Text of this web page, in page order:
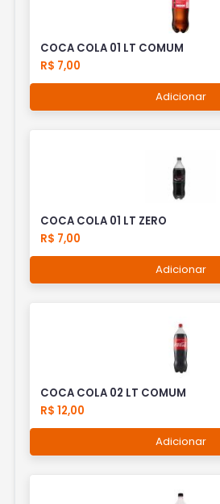
COCA COLA 01 LT COMUM
R$ 7,00
Adicionar
COCA COLA 01 LT ZERO
R$ 7,00
Adicionar
COCA COLA 02 LT COMUM
R$ 12,00
Adicionar